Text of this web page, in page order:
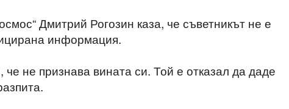
Дмитрий Рогозин каза, че съветникът не е
информация.
не признава вината си. Той е отказал да даде